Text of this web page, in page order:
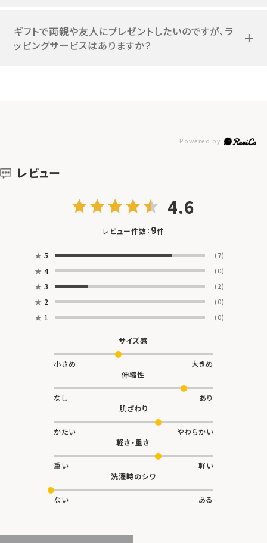
ギフトで両親や友人にプレゼントしたいのですが、ラ
ッピングサービスはありますか？
レビュー
4.6
レビュー件数： 9件
★ 5 (7)
★ 4 (0)
★ 3 (2)
★ 2 (0)
★ 1 (0)
サイズ感
小さめ
大きめ
伸縮性
なし
あり
肌ざわり
かたい
やわらかい
軽さ・重さ
重い
軽い
洗濯時のシワ
ない ある